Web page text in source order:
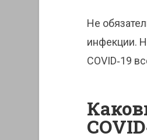
Не
инфекции.
COVID‑19